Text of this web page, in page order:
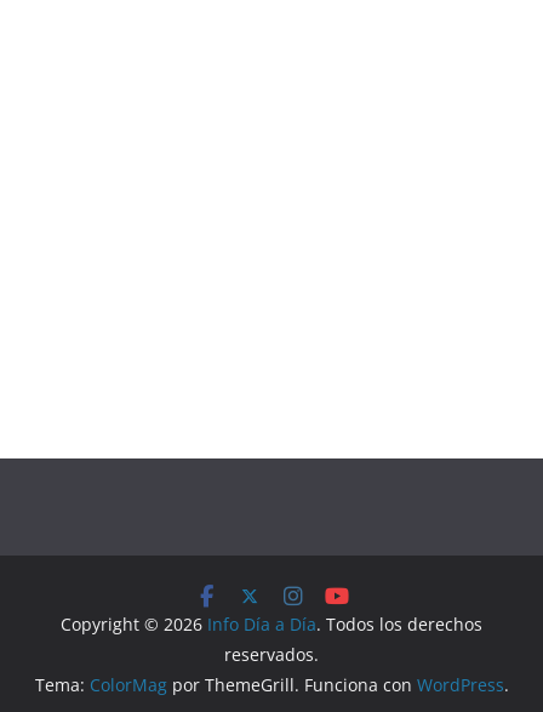
Copyright © 2026 Info Día a Día. Todos los derechos
reservados.
Tema: ColorMagpor ThemeGrill. Funciona con WordPress.